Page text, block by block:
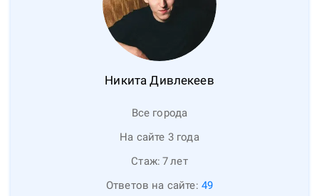
Никита Дивлекеев
Все города
На сайте 3 года
Стаж: 7лет
Ответов на сайте: 49